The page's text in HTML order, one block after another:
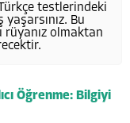
Türkçe testlerindeki
Bu
rüyanız olmaktan
Öğrenme: Bilgiyi